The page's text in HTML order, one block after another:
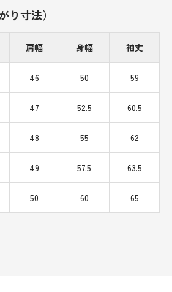
り寸法）
肩幅 身幅 袖丈
46 50 59
47 52.5 60.5
48 55 62
49 57.5 63.5
50 60 65